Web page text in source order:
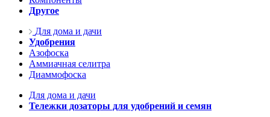
Другое
Для дома и дачи
Удобрения
Азофоска
Аммиачная селитра
Диаммофоска
Для дома и дачи
Тележки дозаторы для удобрений и семян